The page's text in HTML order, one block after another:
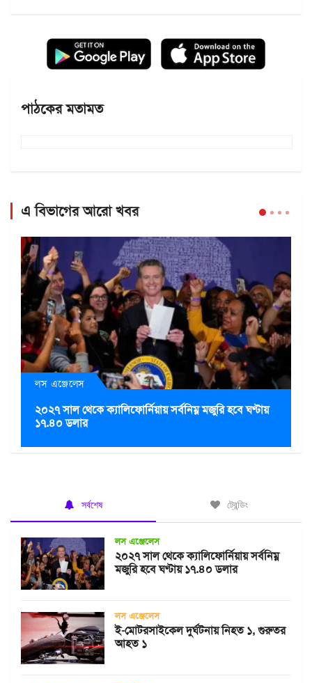
পাঠকের মতামত
এ বিভাগের আরো খবর
লস এঞ্জেলেস
২০২৭ সাল থেকে ক্যালিফোর্নিয়ায় সর্বনিম্ন মজুরি হবে ঘণ্টায়
১৭.৪০ ডলার
সর্বশেষ ট্রেন্ডিং
লস এঞ্জেলেস
২০২৭ সাল থেকে ক্যালিফোর্নিয়ায় সর্বনিম্ন
মজুরি হবে ঘণ্টায় ১৭.৪০ ডলার
লস এঞ্জেলেস
ই-মোটরসাইকেল দুর্ঘটনায় নিহত ১, গুরুতর
আহত ১